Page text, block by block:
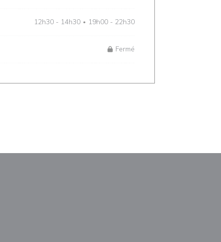
12h30 - 14h30 • 19h00 - 22h30
Fermé
fenêtre))